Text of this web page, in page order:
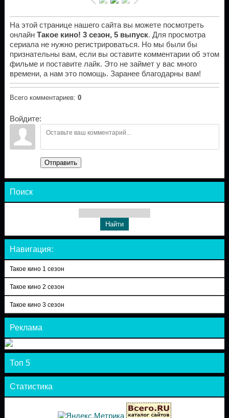
На этой странице нашего сайта вы можете посмотреть
онлайн Такое кино! 3 сезон, 5 выпуск. Для просмотра
сериала не нужно регистрироваться. Но мы были бы
признательны вам, если вы оставите комментарии об этом
фильме и поставите лайк. Это не займет у вас много
времени, а нам это помощь. Заранее благодарны вам!
Всего комментариев: 0
Войдите:
Отправить
Поиск
Навигация:
Такое кино 1 сезон
Такое кино 2 сезон
Такое кино 3 сезон
Реклама
Топ 5
Статистика